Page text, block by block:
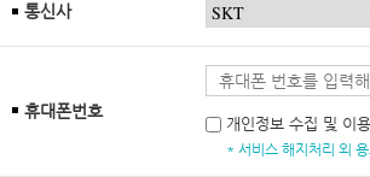
통신사
휴대폰번호
개인정보 수집 및 이
* 서비스 해지처리 외